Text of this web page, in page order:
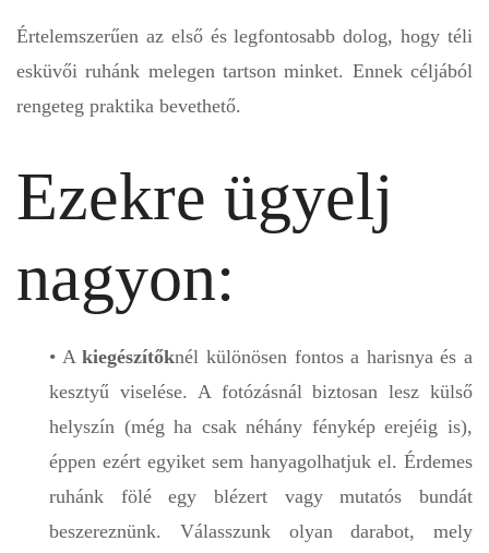
Értelemszerűen az első és legfontosabb dolog, hogy téli
esküvői ruhánk melegen tartson minket. Ennek céljából
rengeteg praktika bevethető.
Ezekre ügyelj
nagyon:
• Akiegészítőknél különösen fontos a harisnya és a
kesztyű viselése. A fotózásnál biztosan lesz külső
helyszín (még ha csak néhány fénykép erejéig is),
éppen ezért egyiket sem hanyagolhatjuk el. Érdemes
ruhánk fölé egy blézert vagy mutatós bundát
beszereznünk. Válasszunk olyan darabot, mely